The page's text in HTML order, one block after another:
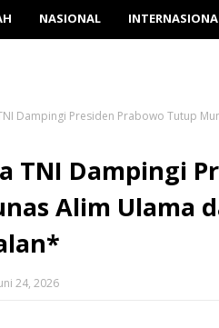
NASIONAL
Dampingi Presiden Prabowo Tutup
TNI Dampingi
Alim Ulama
24, 2026